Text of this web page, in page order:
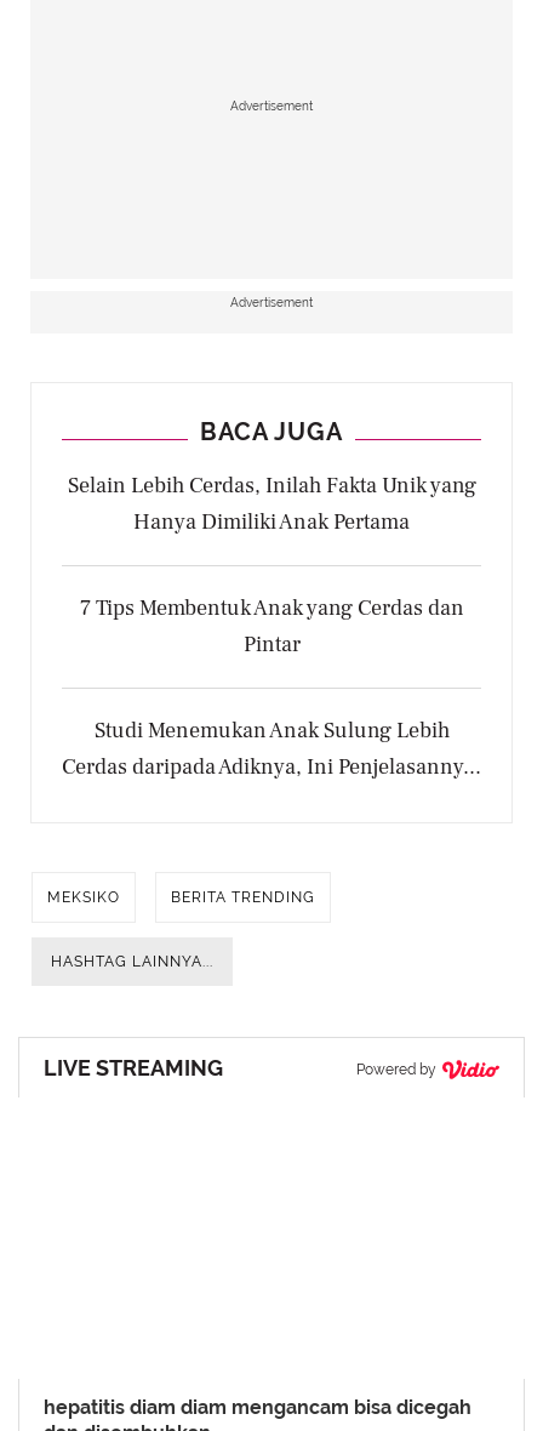
Advertisement
Advertisement
BACA JUGA
Selain Lebih Cerdas, Inilah Fakta Unik yang
Hanya Dimiliki Anak Pertama
7 Tips Membentuk Anak yang Cerdas dan
Pintar
Studi Menemukan Anak Sulung Lebih
Cerdas daripada Adiknya, Ini Penjelasanny...
MEKSIKO BERITA TRENDING
HASHTAG LAINNYA...
LIVE STREAMING Powered by
hepatitis diam diam mengancam bisa dicegah